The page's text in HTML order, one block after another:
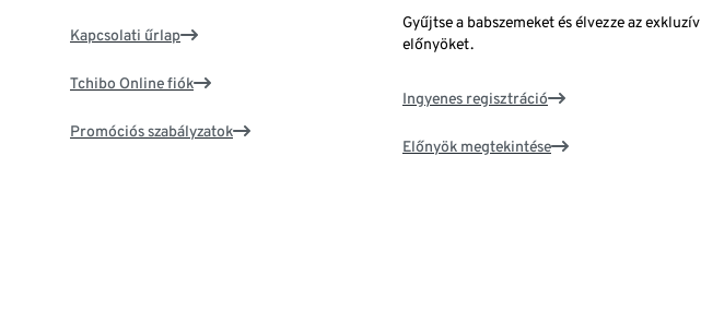
Kapcsolati űrlap
Tchibo Online fiók
Promóciós szabályzatok
Gyűjtse a babszemeket és élvezze az exkluzív
előnyöket.
Ingyenes regisztráció
Előnyök megtekintése